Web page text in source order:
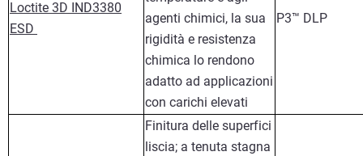
Loctite 3D IND3380
ESD
agenti chimici, la sua
rigidità e resistenza
chimica lo rendono
adatto ad applicazioni
con carichi elevati
P3™ DLP
Finitura delle superfici
liscia; a tenuta stagna